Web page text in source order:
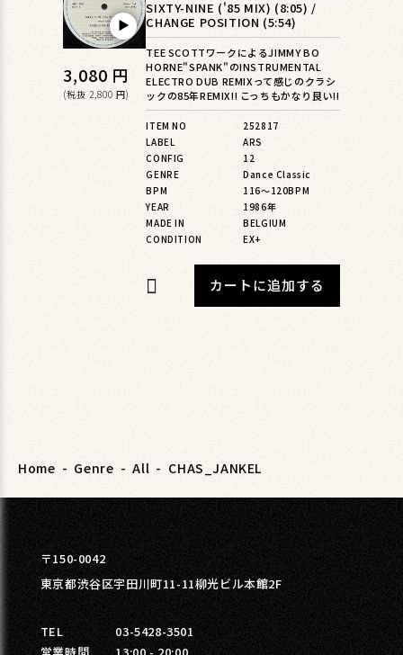
▶︎
通
常
3,080 円
(税抜 2,800 円)
SIXTY-NINE ('85 MIX) (8:05) /
CHANGE POSITION (5:54)
TEE SCOTTワークによるJIMMY BO
HORNE"SPANK"のINSTRUMENTAL
ELECTRO DUB REMIXって感じのクラシ
ックの85年REMIX!! こっちもかなり良い!!
ITEM NO
252817
LABEL
ARS
CONFIG
12
GENRE
Dance Classic
BPM
116〜120BPM
YEAR
1986年
MADE IN
BELGIUM
CONDITION
EX+
カートに追加する
Home - Genre - All - CHAS_JANKEL
〒150-0042
東京都渋谷区宇田川町11-11柳光ビル本館2F
TEL
03-5428-3501